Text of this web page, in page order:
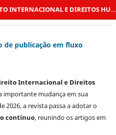
INTER: REVISTA DE DIREITO INTERNACIONAL E DIREITOS HUMANOS DA UFRJ
de publicação em fluxo
Internacional e Direitos
importante mudança em sua
2026, a revista passa a adotar o
contínuo, reunindo os artigos em